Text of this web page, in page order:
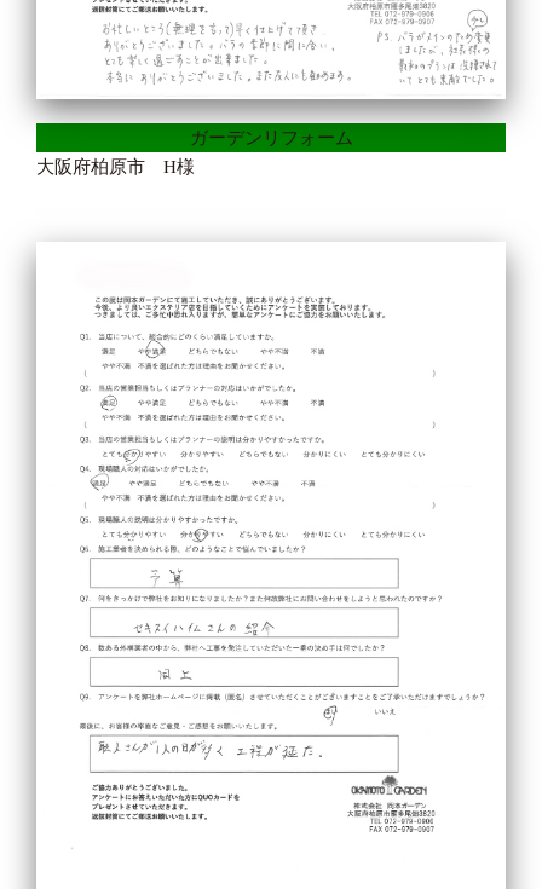
ガーデンリフォーム
大阪府柏原市 H様